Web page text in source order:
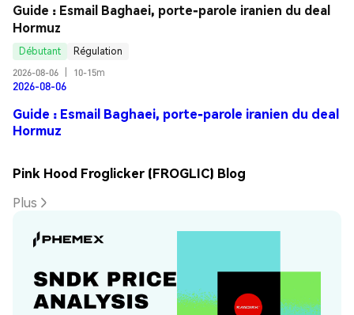
Guide : Esmail Baghaei, porte-parole iranien du deal
Hormuz
Débutant
Régulation
2026-08-06
10-15m
2026-08-06
Guide : Esmail Baghaei, porte-parole iranien du deal
Hormuz
Pink Hood Froglicker (FROGLIC) Blog
Plus